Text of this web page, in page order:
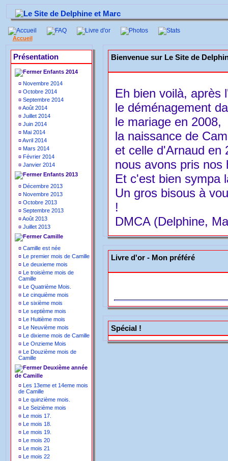
Accueil
Présentation
Enfants 2014
¤ Novembre 2014
¤ Octobre 2014
¤ Septembre 2014
¤Août 2014
¤ Juillet 2014
¤ Juin 2014
¤ Mai 2014
¤Avril 2014
¤ Mars 2014
¤ Février 2014
¤ Janvier 2014
Enfants 2013
¤ Décembre 2013
¤ Novembre 2013
¤ Octobre 2013
¤ Septembre 2013
¤Août 2013
¤ Juillet 2013
Camille
¤ Camille est née
¤ Le premier mois de Camille
¤ Le deuxieme mois
¤ Le troisième mois de
Camille
¤ Le Quatrième Mois.
¤ Le cinquième mois
¤ Le sixième mois
¤ Le septième mois
¤ Le Huitième mois
¤ Le Neuvième mois
¤ Le dixieme mois de Camille
¤ Le Onzieme Mois
¤ Le Douzième mois de
Camille
Deuxième année
de Camille
¤ Les 13eme et 14eme mois
de Camille
¤ Le quinzième mois.
¤ Le Seizième mois
¤ Le mois 17.
¤ Le mois 18.
¤ Le mois 19.
¤ Le mois 20
¤ Le mois 21
¤ Le mois 22
Bienvenue sur Le Site de
Eh bien voilà, après
le déménagement
le mariage en 2008,
la naissance de
et celle d'Arnaud en
nous avons pris nos
Et c'est bien sympa
Un gros bisous à
!
DMCA (Delphine,
Livre d'or - Mon préféré
Spécial !